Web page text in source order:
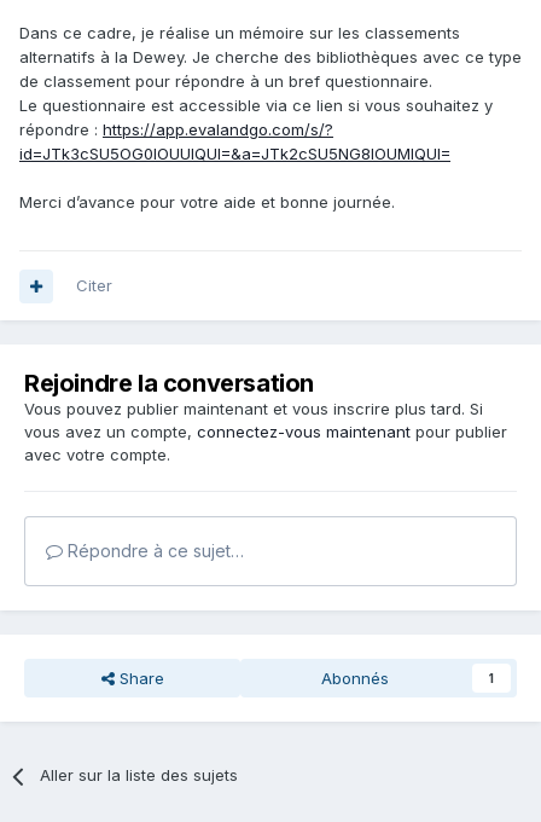
Dans ce cadre, je réalise un mémoire sur les classements
alternatifs à la Dewey. Je cherche des bibliothèques avec ce type
de classement pour répondre à un bref questionnaire.
Le questionnaire est accessible via ce lien si vous souhaitez y
répondre : https://app.evalandgo.com/s/?
id=JTk3cSU5OG0lOUUlQUI=&a=JTk2cSU5NG8lOUMlQUI=
Merci d’avance pour votre aide et bonne journée.
Citer
Rejoindre la conversation
Vous pouvez publier maintenant et vous inscrire plus tard. Si
vous avez un compte, connectez-vous maintenant pour publier
avec votre compte.
Répondre à ce sujet…
Share Abonnés 1
Aller sur la liste des sujets